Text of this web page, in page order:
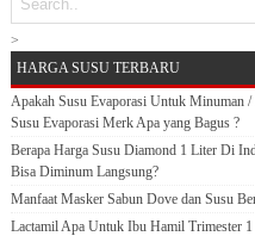
>
HARGA SUSU TERBARU
Apakah Susu Evaporasi Untuk Minuman
Susu Evaporasi Merk Apa yang Bagus ?
Berapa Harga Susu Diamond 1 Liter Di
Bisa Diminum Langsung?
Manfaat Masker Sabun Dove dan Susu
Lactamil Apa Untuk Ibu Hamil Trimester 1